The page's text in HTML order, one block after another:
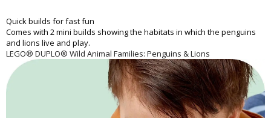
Quick builds for fast fun
Comes with 2 mini builds showing the habitats in which the penguins
and lions live and play.
LEGO® DUPLO® Wild Animal Families: Penguins & Lions